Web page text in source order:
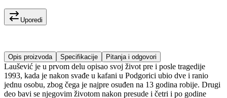
Uporedi
Opis proizvoda Specifikacije Pitanja i odgovori
Laušević je u prvom delu opisao svoj život pre i posle tragedije
1993, kada je nakon svađe u kafani u Podgorici ubio dve i ranio
jednu osobu, zbog čega je najpre osuđen na 13 godina robije. Drugi
deo bavi se njegovim životom nakon presude i četri i po godine